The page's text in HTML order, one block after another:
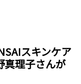
スキンケア
真理子さんが